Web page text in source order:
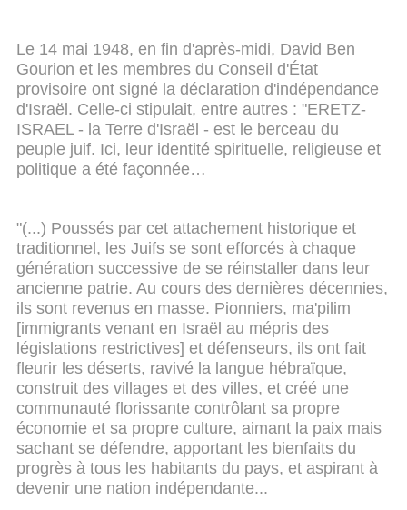
Le 14 mai 1948, en fin d'après-midi, David Ben
Gourion et les membres du Conseil d'État
provisoire ont signé la déclaration d'indépendance
d'Israël. Celle-ci stipulait, entre autres : "ERETZ-
ISRAEL - la Terre d'Israël - est le berceau du
peuple juif. Ici, leur identité spirituelle, religieuse et
politique a été façonnée…
"(...) Poussés par cet attachement historique et
traditionnel, les Juifs se sont efforcés à chaque
génération successive de se réinstaller dans leur
ancienne patrie. Au cours des dernières décennies,
ils sont revenus en masse. Pionniers, ma'pilim
[immigrants venant en Israël au mépris des
législations restrictives] et défenseurs, ils ont fait
fleurir les déserts, ravivé la langue hébraïque,
construit des villages et des villes, et créé une
communauté florissante contrôlant sa propre
économie et sa propre culture, aimant la paix mais
sachant se défendre, apportant les bienfaits du
progrès à tous les habitants du pays, et aspirant à
devenir une nation indépendante...